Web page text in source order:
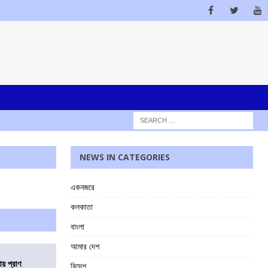
প্রাণ
NEWS IN CATEGORIES
একনজরে
কলকাতা
বাংলা
আমার দেশ